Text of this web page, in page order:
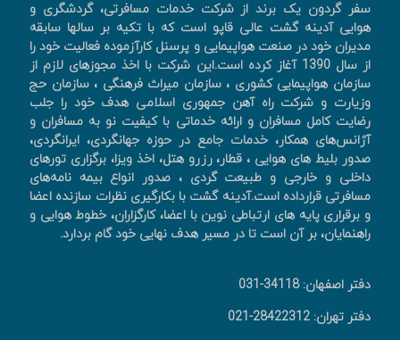
سفر گردون یک برند از شرکت خدمات مسافرتی، گردشگری و
هوایی آدینه گشت عالی قاپو است که با تکیه بر سالها سابقه
مدیران خود در صنعت هواپیمایی و پرسنل کارآزموده فعالیت خود را
از سال 1390 آغاز کرده است.این شرکت با اخذ مجوزهای لازم از
سازمان هواپیمایی کشوری ، سازمان میراث فرهنگی ، سازمان حج
وزیارت و شرکت راه آهن جمهوری اسلامی هدف خود را جلب
رضایت کامل مسافران و ارائه خدماتی با کیفیت نو به مسافران و
آژانس‌های همکار، خدمات جامع در حوزه جهانگردی، ايرانگردی،
صدور بليط های هوايی ، قطار، رزرو هتل، اخذ ويزا، برگزاری تورهای
داخلی و خارجی و طبیعت گردی ، صدور انواع بیمه نامه‌های
مسافرتی قرارداده است.آدینه گشت با بکارگیری نظرات سازنده اعضا
و برقراری پایه های ارتباطی نوین با اعضا، کارگزاران، خطوط هوایی و
راهنمایان، بر آن است تا در مسیر هدف نهایی خود گام بردارد.
دفتر اصفهان: 34118-031
دفتر تهران: 28422312-021